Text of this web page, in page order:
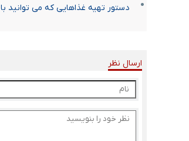
دستور تهیه غذاهایی که می توانید
ارسال نظر